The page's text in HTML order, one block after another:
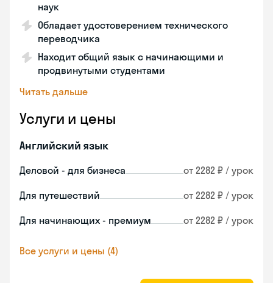
наук
Обладает удостоверением технического
переводчика
Находит общий язык с начинающими и
продвинутыми студентами
Читать дальше
Услуги и цены
Английский язык
Деловой - для бизнеса от 2282 ₽ / урок
Для путешествий от 2282 ₽ / урок
Для начинающих - премиум от 2282 ₽ / урок
Все услуги и цены (4)